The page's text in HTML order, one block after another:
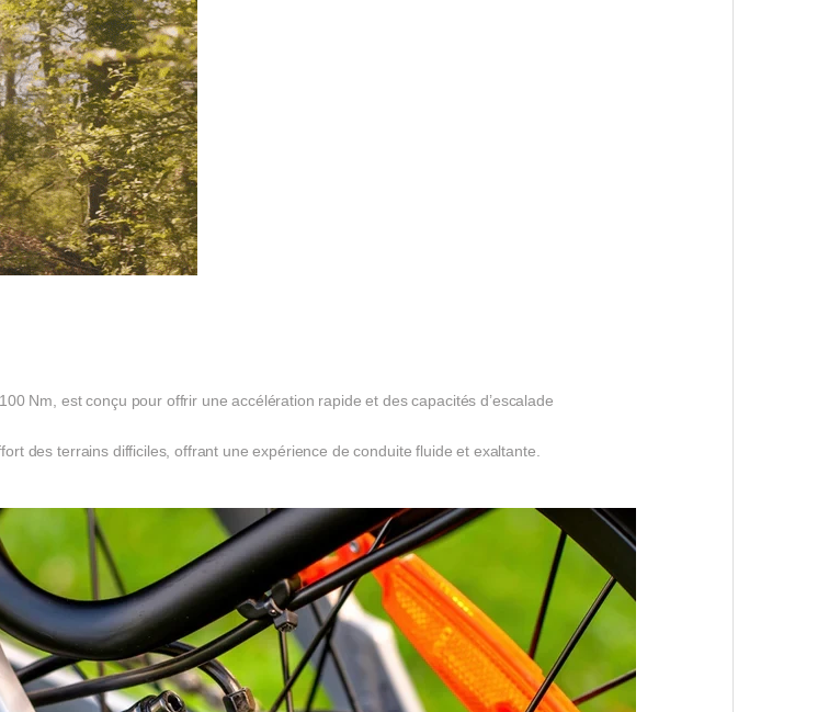
Nm, est conçu pour offrir une accélération rapide et des capacités d’escalade
des terrains difficiles, offrant une expérience de conduite fluide et exaltante.